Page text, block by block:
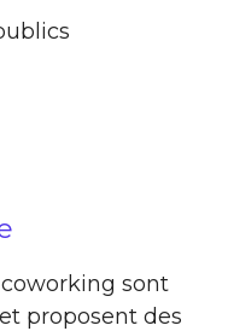
sont
proposent des